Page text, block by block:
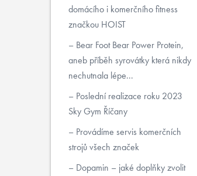
domácího i komerčního fitness
značkou HOIST
Bear Foot Bear Power Protein,
aneb příběh syrovátky která nikdy
nechutnala lépe...
Poslední realizace roku 2023
Sky Gym Říčany
Provádíme servis komerčních
strojů všech značek
Dopamin – jaké doplňky zvolit